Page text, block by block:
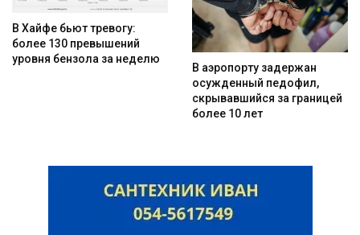
В Хайфе бьют тревогу:
более 130 превышений
уровня бензола за неделю
В аэропорту задержан
осужденный педофил,
скрывавшийся за границей
более 10 лет